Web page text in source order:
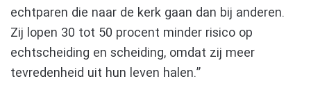
echtparen die naar de kerk gaan dan bij anderen.
Zij lopen 30 tot 50 procent minder risico op
echtscheiding en scheiding, omdat zij meer
tevredenheid uit hun leven halen.”